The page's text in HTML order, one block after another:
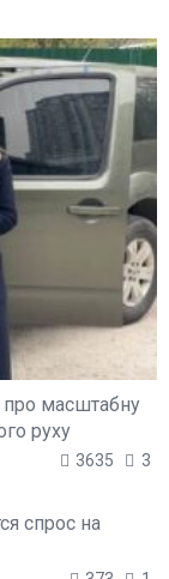
про масштабну
руху
3635 3
спрос на